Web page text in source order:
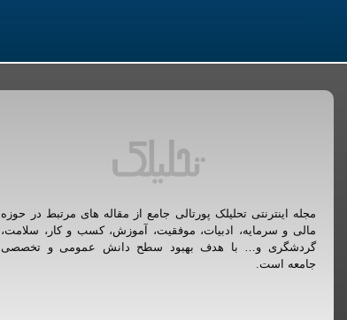
مجله اینترنتی تحلیلک پورتالی جامع از مقاله های مرتبط در حوزه
مالی و سرمایه، ادبیات، موفقیت، آموزش، کسب و کار، سلامت،
گردشگری و… با هدف بهبود سطح دانش عمومی و تخصصی
جامعه است.